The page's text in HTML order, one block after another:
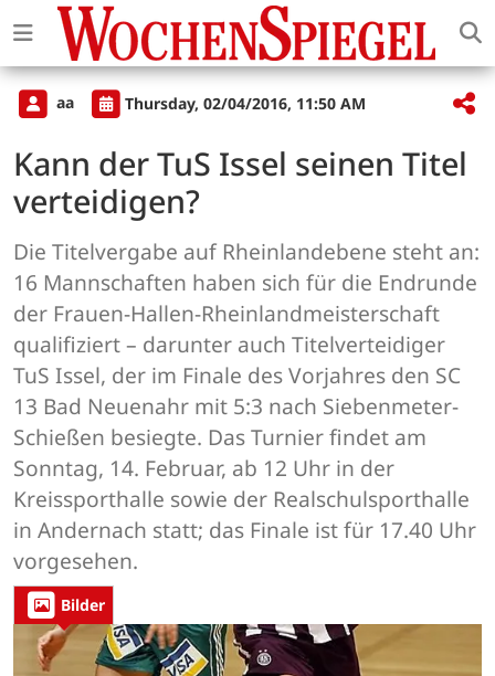
aa Thursday, 02/04/2016, 11:50 AM
Kann der TuS Issel seinen Titel
verteidigen?
Die Titelvergabe auf Rheinlandebene steht an:
16 Mannschaften haben sich für die Endrunde
der Frauen-Hallen-Rheinlandmeisterschaft
qualifiziert – darunter auch Titelverteidiger
TuS Issel, der im Finale des Vorjahres den SC
13 Bad Neuenahr mit 5:3 nach Siebenmeter-
Schießen besiegte. Das Turnier findet am
Sonntag, 14. Februar, ab 12 Uhr in der
Kreissporthalle sowie der Realschulsporthalle
in Andernach statt; das Finale ist für 17.40 Uhr
vorgesehen.
Bilder